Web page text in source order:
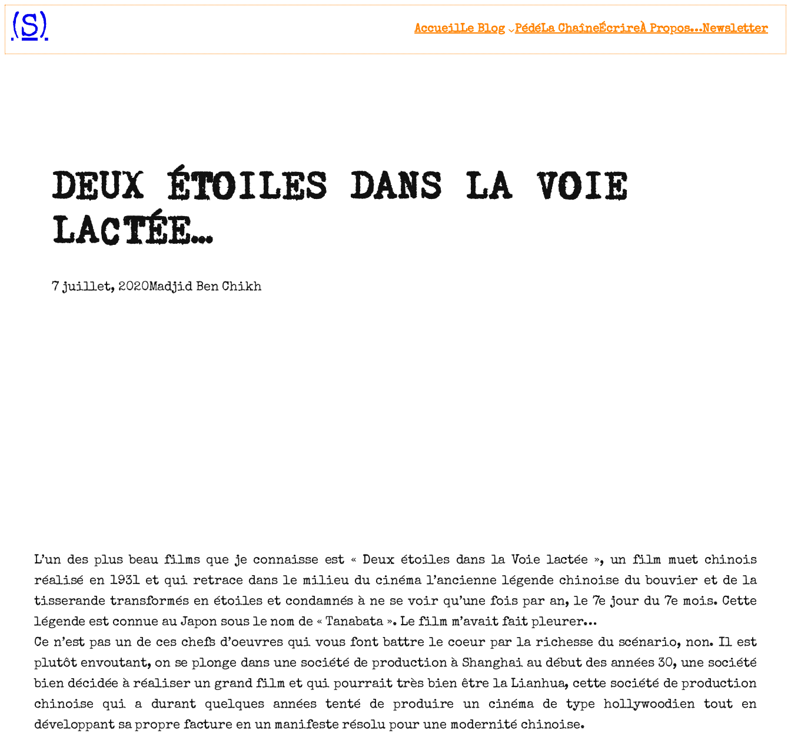
Aller
au
contenu
(S) AccueilLe Blog PédéLa ChaîneÉcrireÀ Propos…Newsletter
DEUX ÉTOILES DANS LA VOIE
LACTÉE…
7 juillet, 2020Madjid Ben Chikh
L’un des plus beau films que je connaisse est « Deux étoiles dans la Voie lactée », un film muet chinois
réalisé en 1931 et qui retrace dans le milieu du cinéma l’ancienne légende chinoise du bouvier et de la
tisserande transformés en étoiles et condamnés à ne se voir qu’une fois par an, le 7e jour du 7e mois. Cette
légende est connue au Japon sous le nom de « Tanabata ». Le film m’avait fait pleurer…
Ce n’est pas un de ces chefs d’oeuvres qui vous font battre le coeur par la richesse du scénario, non. Il est
plutôt envoutant, on se plonge dans une société de production à Shanghai au début des années 30, une société
bien décidée à réaliser un grand film et qui pourrait très bien être la Lianhua, cette société de production
chinoise qui a durant quelques années tenté de produire un cinéma de type hollywoodien tout en
développant sa propre facture en un manifeste résolu pour une modernité chinoise.